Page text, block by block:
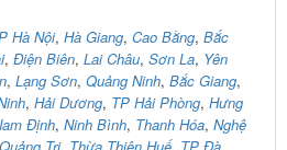
Hà Nội, Hà Giang, Cao Bằng, Bắc
, Điện Biên, Lai Châu, Sơn La, Yên
, Lạng Sơn, Quảng Ninh, Bắc Giang,
, Hải Dương, TP Hải Phòng, Hưng
Định, Ninh Bình, Thanh Hóa, Nghệ